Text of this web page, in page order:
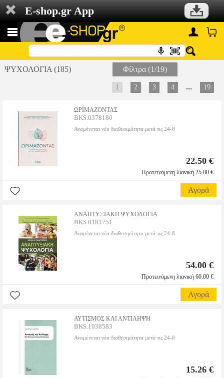
E-shop.gr App
ΨΥΧΟΛΟΓΙΑ (185) Φίλτρα (1/19)
1 2 3 4 ... 19
ΩΡΙΜΑΖΟΝΤΑΣ
BKS.0378180
Αναμένεται νέα διαθεσιμότητα μετά τις 24-8
22.50 €
Προτεινόμενη λιανική 25.00 €
Αγορά
ΑΝΑΠΤΥΞΙΑΚΗ ΨΥΧΟΛΟΓΙΑ
BKS.0181751
Αναμένεται νέα διαθεσιμότητα μετά τις 24-8
54.00 €
Προτεινόμενη λιανική 60.00 €
Αγορά
ΑΥΤΙΣΜΟΣ ΚΑΙ ΑΝΤΙΛΗΨΗ
BKS.1038583
Αναμένεται νέα διαθεσιμότητα μετά τις 24-8
15.26 €